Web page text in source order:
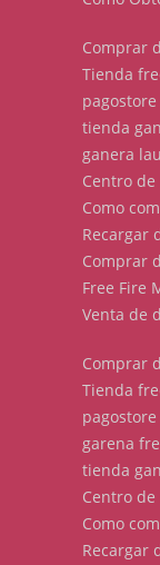
Comprar
Tienda
tienda
ganera
Centro
Como
Recargar
Comprar
Free Fire
Venta de
Comprar
Tienda
garena
tienda
Centro
Como
Recargar